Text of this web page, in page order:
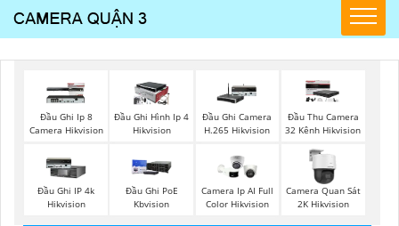
Đầu Ghi Ip 8
Camera Hikvision
Đầu Ghi Hình Ip 4
Hikvision
Đầu Ghi Camera
H.265 Hikvision
Đầu Thu Camera
32 Kênh Hikvision
Đầu Ghi IP 4k
Hikvision
Đầu Ghi PoE
Kbvision
Camera Ip AI Full
Color Hikvision
Camera Quan Sát
2K Hikvision